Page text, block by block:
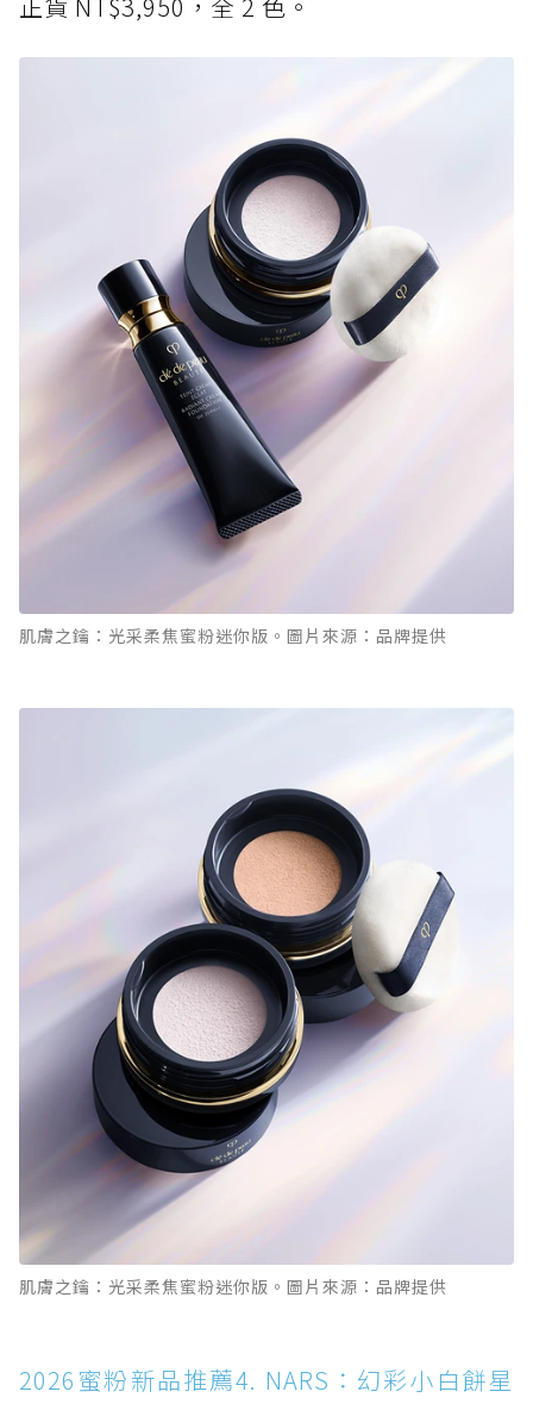
肌膚之鑰：光采柔焦蜜粉迷你版。圖片來源：品牌提供
肌膚之鑰：光采柔焦蜜粉迷你版。圖片來源：品牌提供
2026蜜粉新品推薦4. NARS：幻彩小白餅星